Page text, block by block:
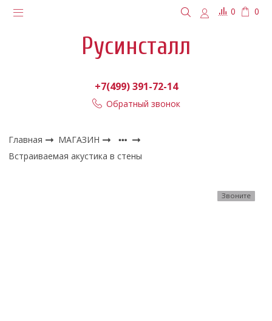
0 0
Русинсталл
+7(499) 391-72-14
Обратный звонок
Главная
МАГАЗИН
Встраиваемая акустика в стены
Звоните